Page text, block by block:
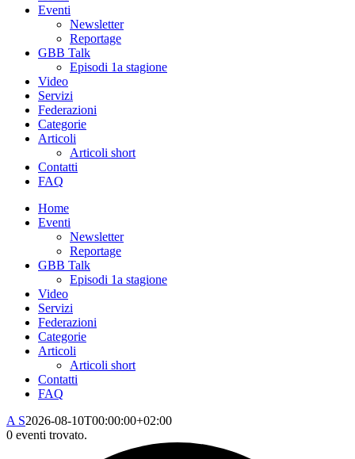
Eventi
Newsletter
Reportage
GBB Talk
Episodi 1a stagione
Video
Servizi
Federazioni
Categorie
Articoli
Articoli short
Contatti
FAQ
Home
Eventi
Newsletter
Reportage
GBB Talk
Episodi 1a stagione
Video
Servizi
Federazioni
Categorie
Articoli
Articoli short
Contatti
FAQ
A S2026-08-10T00:00:00+02:00
0 eventi trovato.